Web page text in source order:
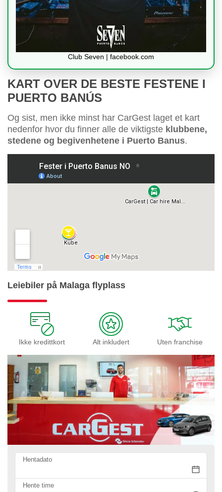
Club Seven | facebook.com
KART OVER DE BESTE FESTENE I
PUERTO BANÚS
Og sist, men ikke minst har CarGest laget et kart
nedenfor hvor du finner alle de viktigste klubbene,
stedene og begivenhetene i Puerto Banus.
Leiebiler på Malaga flyplass
Ikke kredittkort Alt inkludert Uten franchise
Hentadato
Hente time